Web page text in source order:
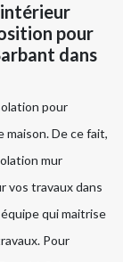
pour
dans
pour
maison. De ce fait,
mur
vos travaux dans
qui maitrise
Pour